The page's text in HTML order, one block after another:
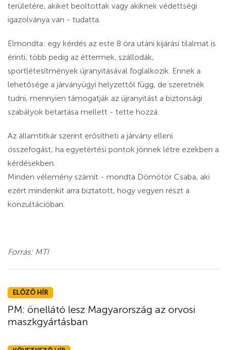
területére, akiket beoltottak vagy akiknek védettségi
igazolványa van - tudatta.
Elmondta: egy kérdés az este 8 óra utáni kijárási tilalmat is
érinti, több pedig az éttermek, szállodák,
sportlétesítmények újranyitásával foglalkozik. Ennek a
lehetősége a járványügyi helyzettől függ, de szeretnék
tudni, mennyien támogatják az újranyitást a biztonsági
szabályok betartása mellett - tette hozzá.
Az államtitkár szerint erősítheti a járvány elleni
összefogást, ha egyetértési pontok jönnek létre ezekben a
kérdésekben.
Minden vélemény számít - mondta Dömötör Csaba, aki
ezért mindenkit arra biztatott, hogy vegyen részt a
konzultációban.
Forrás: MTI
ELŐZŐ HÍR
PM: önellátó lesz Magyarország az orvosi
maszkgyártásban